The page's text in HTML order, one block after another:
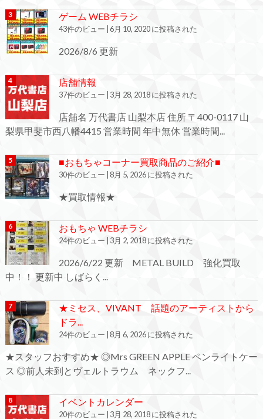
ゲーム WEBチラシ
43件のビュー 6月 10, 2020 に投稿された
2026/8/6 更新
店舗情報
37件のビュー 3月 28, 2018 に投稿された
店舗名 万代書店 山梨本店 住所 〒400-0117 山
梨県甲斐市西八幡4415 営業時間 年中無休 営業時間...
■おもちゃコーナー買取商品のご紹介■
30件のビュー 8月 5, 2026 に投稿された
★買取情報★
おもちゃ WEBチラシ
24件のビュー 3月 2, 2018 に投稿された
2026/6/22 更新 METAL BUILD 強化買取
中！！ 更新中 しばらく...
★ミセス、VIVANT 話題のアーティストから
ドラ...
24件のビュー 8月 6, 2026 に投稿された
★スタッフおすすめ★ ◎Mrs GREEN APPLE ペンライトケー
ス ◎前人未到とヴェルトラウム ネックフ...
イベントカレンダー
20件のビュー 3月 28, 2018 に投稿された